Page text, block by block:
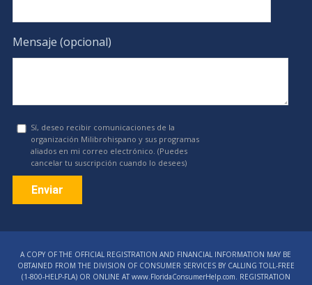
Mensaje (opcional)
Sí, deseo recibir comunicaciones de la
organización Milibrohispano y sus programas
aliados en mi correo electrónico. (Puedes
cancelar tu suscripción cuando lo desees)
Use.
Please
A COPY OF THE OFFICIAL REGISTRATION AND FINANCIAL INFORMATION MAY BE
OBTAINED FROM THE DIVISION OF CONSUMER SERVICES BY CALLING TOLL-FREE
(1‑800‑HELP‑FLA) OR ONLINE AT www.FloridaConsumerHelp.com. REGISTRATION